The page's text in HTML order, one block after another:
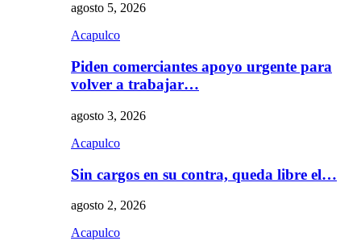
agosto 5, 2026
Acapulco
Piden comerciantes apoyo urgente para
volver a trabajar…
agosto 3, 2026
Acapulco
Sin cargos en su contra, queda libre el…
agosto 2, 2026
Acapulco